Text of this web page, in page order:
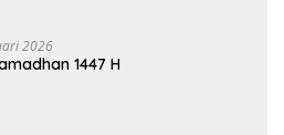
2026
1447 H